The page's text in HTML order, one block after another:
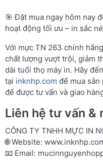
🎯 Đặt mua ngay hôm nay
hoạt động tối ưu – in sắc
Với mực TN 263 chính
chất lượng vượt trội, giảm
dài tuổi thọ máy in. Hãy
tại inknhp.com để mua
để được tư vấn và giao
Liên hệ tư vấn &
CÔNG TY TNHH MỰC IN
🌐 Website:
📧 Email: